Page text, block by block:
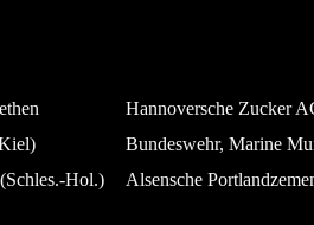
Hannoversche Zucker
Bundeswehr, Marine
Hol.) Alsensche